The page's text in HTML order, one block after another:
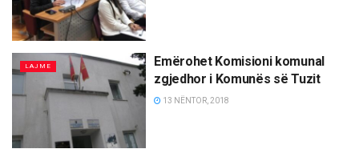
LAJME
Emërohet Komisioni komunal
zgjedhor i Komunës së Tuzit
13 NËNTOR, 2018